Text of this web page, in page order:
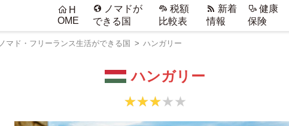
H
OME
ノマドが
できる国
税額
比較表
新着
情報
健康
保険
ノマド・フリーランス生活ができる国 ハンガリー
ハンガリー